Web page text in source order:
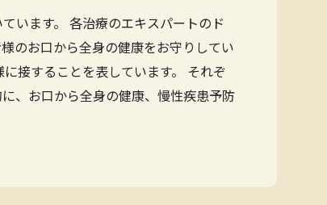
います。 各治療のエキスパートのド
のお口から全身の健康をお守りしてい
接することを表しています。 それぞ
、お口から全身の健康、慢性疾患予防